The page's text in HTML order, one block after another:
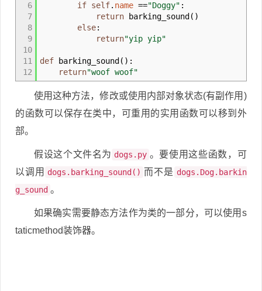
6
7
8
9
10
11
12
if self. name =="Doggy" :
return barking_sound ( )
else:
return"yip yip"
def barking_sound ( ) :
return"woof woof"
使用这种方法，修改或使用内部对象状态(有副作用)
的函数可以保存在类中，可重用的实用函数可以移到外
部。
假设这个文件名为 dogs.py 。要使用这些函数，可
以调用 dogs.barking_sound() 而不是 dogs.Dog.barkin
g_sound 。
如果确实需要静态方法作为类的一部分，可以使用s
taticmethod装饰器。